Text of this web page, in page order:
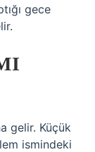
gece
gelir. Küçük
ismindeki